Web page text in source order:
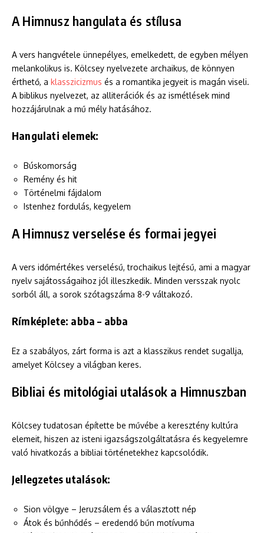
A Himnusz hangulata és stílusa
A vers hangvétele ünnepélyes, emelkedett, de egyben mélyen
melankolikus is. Kölcsey nyelvezete archaikus, de könnyen
érthető, a klasszicizmus és a romantika jegyeit is magán viseli.
A biblikus nyelvezet, az alliterációk és az ismétlések mind
hozzájárulnak a mű mély hatásához.
Hangulati elemek:
Búskomorság
Remény és hit
Történelmi fájdalom
Istenhez fordulás, kegyelem
A Himnusz verselése és formai jegyei
A vers időmértékes verselésű, trochaikus lejtésű, ami a magyar
nyelv sajátosságaihoz jól illeszkedik. Minden versszak nyolc
sorból áll, a sorok szótagszáma 8-9 váltakozó.
Rímképlete: abba – abba
Ez a szabályos, zárt forma is azt a klasszikus rendet sugallja,
amelyet Kölcsey a világban keres.
Bibliai és mitológiai utalások a Himnuszban
Kölcsey tudatosan építette be művébe a keresztény kultúra
elemeit, hiszen az isteni igazságszolgáltatásra és kegyelemre
való hivatkozás a bibliai történetekhez kapcsolódik.
Jellegzetes utalások:
Sion völgye – Jeruzsálem és a választott nép
Átok és bűnhődés – eredendő bűn motívuma